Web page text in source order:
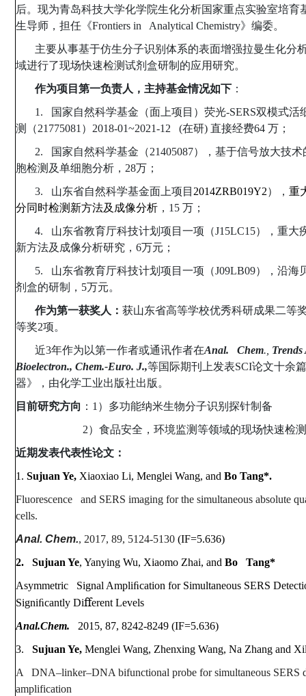
后。现为青岛科技大学化学院生化分析国家重点实验室培育
生导师，担任《Frontiers in Analytical Chemistry》编委。
主要从事基于仿生分子识别体系的表面增强拉曼生化分
域进行了现场快速检测试剂盒研制的应用研究。
作为项目第一负责人，主持基金情况如下：
1.
国家自然科学基金（面上项目）荧光-SERS双模式活
测（21775081 ） 2018-01~2021-12 (在研) 直接经费64 万；
2.
国家自然科学基金（21405087），基于信号放大技
胞检测及单细胞分析， 28万；
3. 山东省自然科学基金面上项目 2014ZRB019Y2）， 重
分同时检测新方法及成像分析， 15 万；
4. 山东省教育厅科技计划项目一项（J15LC15），重大
新方法及成像分析研究， 6万元；
5. 山东省教育厅科技计划项目一项（J09LB09），沿海
剂盒的研制， 5万元。
作为第一获奖人： 获山东省高等学校优秀科研成果二等
等奖2项。
近3年作为以第一作者或通讯作者在Anal. Chem.,
Bioelectron., Chem.-Euro. J.,等国际期刊上发表SCI论文十余
器》，由化学工业出版社出版。
目前研究方向 ： 1 ）多功能纳米生物分子识别探针制备
2）食品安全，环境监测等领域的现场快速检
近期发表代表性论文：
1. Sujuan Ye, Xiaoxiao Li, Menglei Wang, and Bo Tang*.
Fluorescence and SERS imaging for the simultaneous absolute
cells.
Anal. Chem., 2017, 89, 5124-5130(IF=5.636)
2. Sujuan Ye, Yanying Wu, Xiaomo Zhai, and Bo Tang*
Asymmetric Signal Ampliﬁcation for Simultaneous SERS
Signiﬁcantly Diﬀerent Levels
Anal.Chem. 2015, 87, 8242-8249 (IF=5.636)
3. Sujuan Ye, Menglei Wang, Zhenxing Wang, Na Zhang and
A DNA–linker–DNA bifunctional probe for simultaneous SERS
amplification